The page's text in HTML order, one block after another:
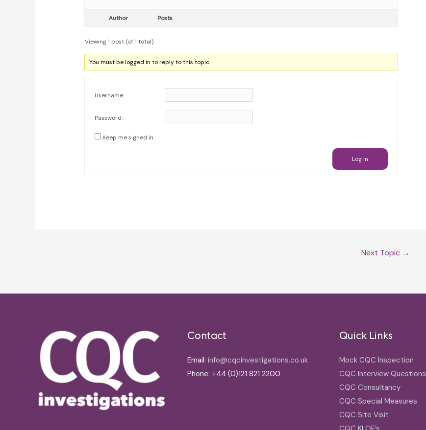
Author Posts
Viewing 1 post (of 1 total)
You must be logged in to reply to this topic.
Username:
Password:
Keep me signed in
Log In
Next Topic →
Contact
Email: info@cqcinvestigations.co.uk
Phone: +44 (0)121 821 2200
Quick Links
Mock CQC Inspection
CQC Interview Questions
CQC Consultancy
CQC Special Measures
CQC Site Visit